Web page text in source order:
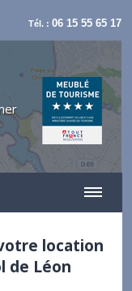
Tél. :06 15 55 65 17
location
de Léon